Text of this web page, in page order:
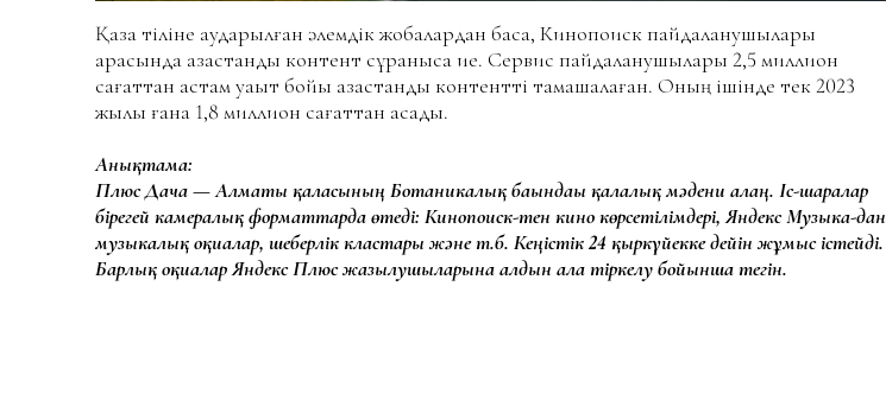
Қазақ тіліне аударылған әлемдік жобалардан басқа, Кинопоиск пайдаланушылары
арасында қазақстандық контент сұранысқа ие. Сервис пайдаланушылары 2,5 миллион
сағаттан астам уақыт бойы қазақстандық контентті тамашалаған. Оның ішінде тек 2023
жылы ғана 1,8 миллион сағаттан асады.
Анықтама:
Плюс Дача — Алматы қаласының Ботаникалық бағындағы қалалық мәдени алаң. Іс-шаралар
бірегей камералық форматтарда өтеді: Кинопоиск-тен кино көрсетілімдері, Яндекс Музыка-дан
музыкалық оқиғалар, шеберлік кластары және т.б. Кеңістік 24 қыркүйекке дейін жұмыс істейді.
Барлық оқиғалар Яндекс Плюс жазылушыларына алдын ала тіркелу бойынша тегін.